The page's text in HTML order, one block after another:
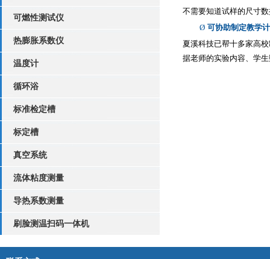
可燃性测试仪
热膨胀系数仪
温度计
循环浴
标准检定槽
标定槽
真空系统
流体粘度测量
导热系数测量
刷脸测温扫码一体机
不需要知道试样的尺寸
Ø 可协助制定教学
夏溪科技已帮十多家高
据老师的实验内容、学